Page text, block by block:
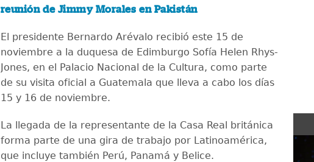
reunión de Jimmy Morales en Pakistán
El presidente Bernardo Arévalo recibió este 15 de
noviembre a la duquesa de Edimburgo Sofía Helen Rhys-
Jones, en el Palacio Nacional de la Cultura, como parte
de su visita oficial a Guatemala que lleva a cabo los días
15 y 16 de noviembre.
La llegada de la representante de la Casa Real británica
forma parte de una gira de trabajo por Latinoamérica,
que incluye también Perú, Panamá y Belice.